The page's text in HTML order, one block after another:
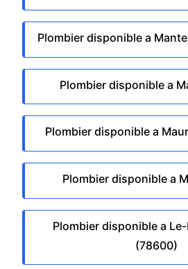
Plombier disponible a
Plombier disponible a
Plombier disponible a
Plombier disponible a
Plombier disponible a
(78600)